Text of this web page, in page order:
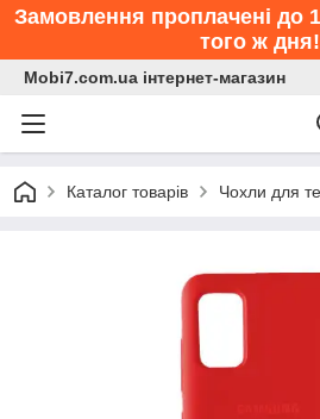
Замовлення проплачені до
того ж
Mobi7.com.ua інтернет-магазин
Каталог товарів Чохли для